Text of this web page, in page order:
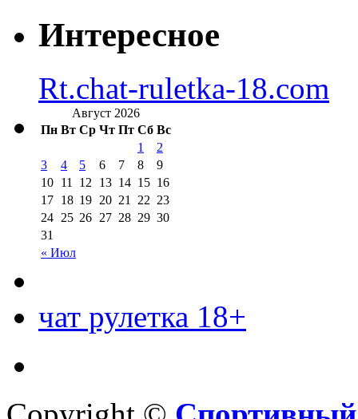
Интересное
Rt.chat-ruletka-18.com
Август 2026
Пн Вт Ср Чт Пт Сб Вс
« Июл
1
2
3
4 5 6 7 8
9
10 11 12 13 14 15 16
17 18 19 20 21 22 23
24 25 26 27 28 29 30
31
чат рулетка 18+